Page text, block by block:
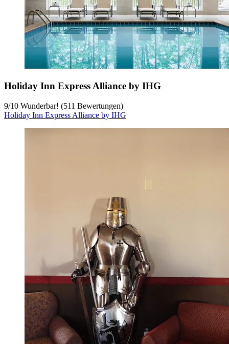
Holiday Inn Express Alliance by IHG
9/10 Wunderbar! (511 Bewertungen)
Holiday Inn Express Alliance by IHG